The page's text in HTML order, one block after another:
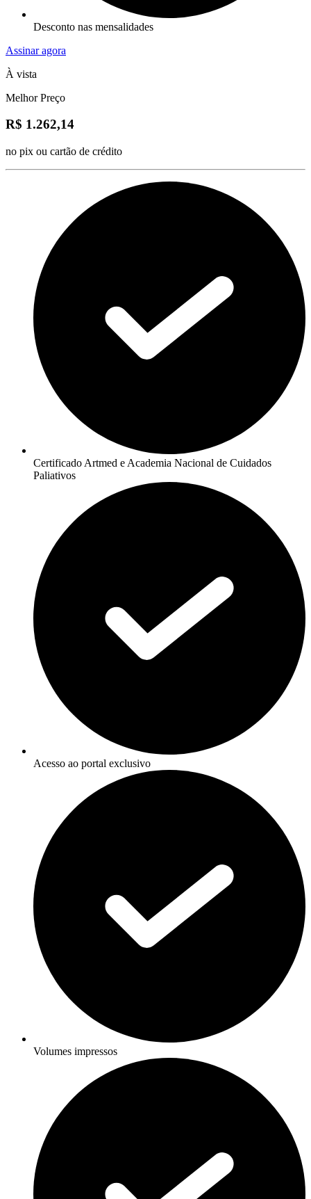
Desconto nas mensalidades
Assinar agora
À vista
Melhor Preço
R$ 1.262,14
no pix ou cartão de crédito
Certificado Artmed e Academia Nacional de Cuidados
Paliativos
Acesso ao portal exclusivo
Volumes impressos